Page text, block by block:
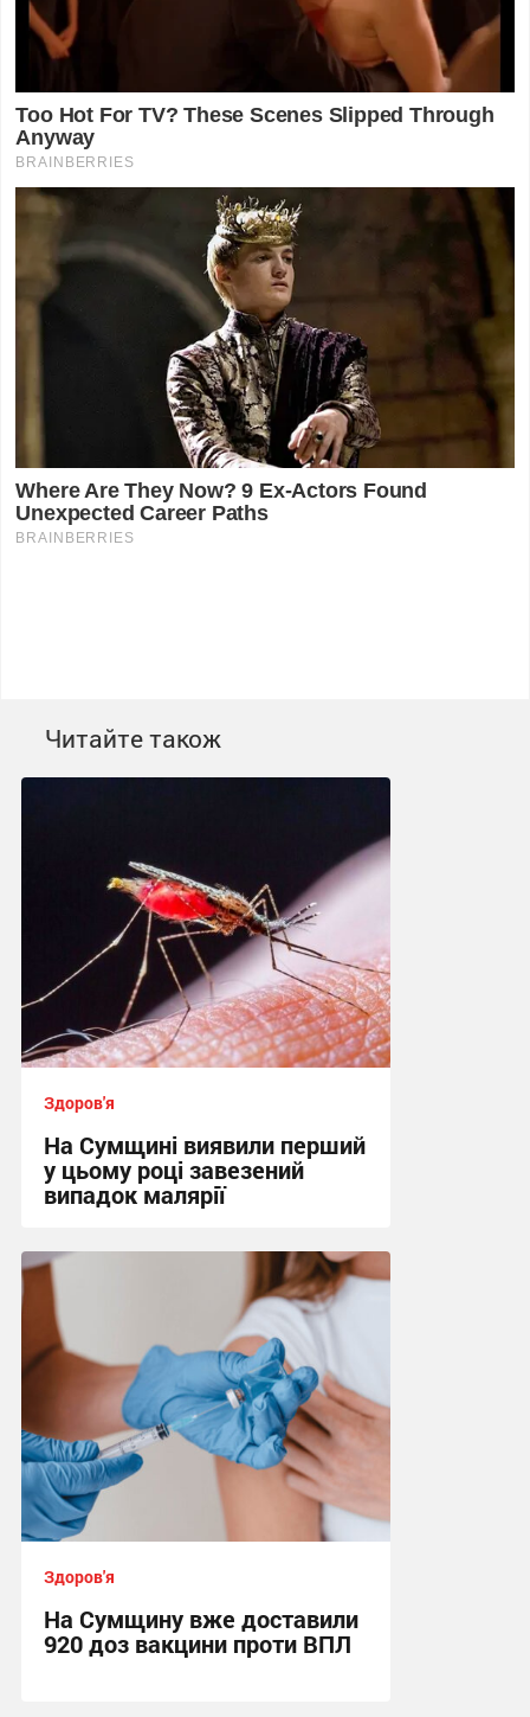
Читайте також
Здоров'я
На Сумщині виявили перший
у цьому році завезений
випадок малярії
16:10 вчора
Здоров'я
На Сумщину вже доставили
920 доз вакцини проти ВПЛ